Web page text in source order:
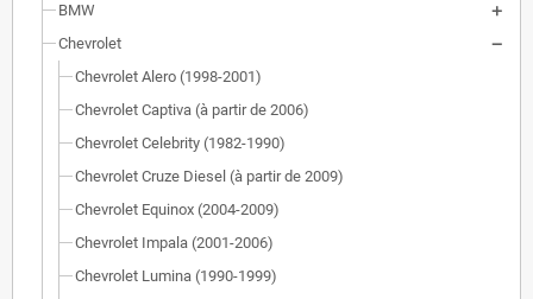
BMW
Chevrolet
Chevrolet Alero (1998-2001)
Chevrolet Captiva (à partir de 2006)
Chevrolet Celebrity (1982-1990)
Chevrolet Cruze Diesel (à partir de 2009)
Chevrolet Equinox (2004-2009)
Chevrolet Impala (2001-2006)
Chevrolet Lumina (1990-1999)